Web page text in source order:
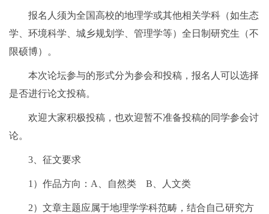
报名人须为全国高校的地理学或其他相关学科（如生态
学、环境科学、城乡规划学、管理学等）全日制研究生（不
限硕博）。
本次论坛参与的形式分为参会和投稿，报名人可以选择
是否进行论文投稿。
欢迎大家积极投稿，也欢迎暂不准备投稿的同学参会讨
论。
3、征文要求
1）作品方向：A、自然类 B、人文类
2）文章主题应属于地理学学科范畴，结合自己研究方